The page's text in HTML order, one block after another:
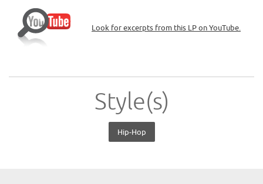
Look for excerpts from this LP on YouTube.
Style(s)
Hip-Hop